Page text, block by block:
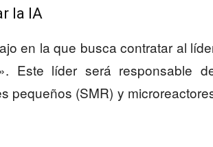
la IA
en la que busca contratar al
Este líder será responsable
pequeños (SMR) y